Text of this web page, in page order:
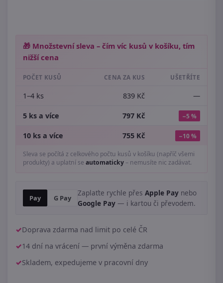
🎁 Množstevní sleva – čím víc kusů v košíku, tím
nižší cena
POČET KUSŮ CENA ZA KUS UŠETŘÍTE
1–4 ks 839 Kč —
5 ks a více 797 Kč −5 %
10 ks a více 755 Kč −10 %
Sleva se počítá z celkového počtu kusů v košíku (napříč všemi
produkty) a uplatní se automaticky– nemusíte nic zadávat.
Pay G Pay
Zaplaťte rychle přes Apple Pay nebo
Google Pay — i kartou či převodem.
Doprava zdarma nad limit po celé ČR
14 dní na vrácení — první výměna zdarma
Skladem, expedujeme v pracovní dny